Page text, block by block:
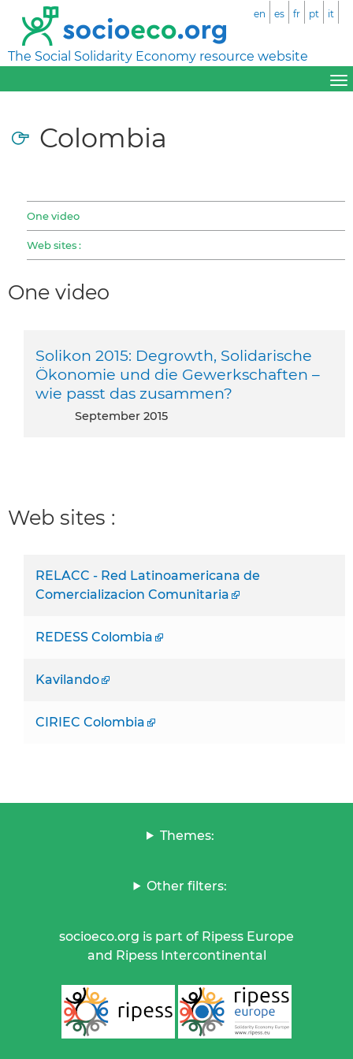
The Social Solidarity Economy resource website
en es fr pt it
Colombia
One video
Web sites :
One video
Solikon 2015: Degrowth, Solidarische
Ökonomie und die Gewerkschaften –
wie passt das zusammen?
September 2015
Web sites :
RELACC - Red Latinoamericana de
Comercializacion Comunitaria
REDESS Colombia
Kavilando
CIRIEC Colombia
Themes:
Other filters:
socioeco.org is part of Ripess Europe
and Ripess Intercontinental